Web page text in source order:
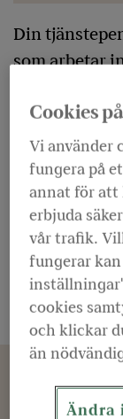
Din
som arbetar
Har du
Cookies
Vi använder
fungera på
annat för att
erbjuda
vår trafik.
fungerar
cookies
och klickar
än
Ändra